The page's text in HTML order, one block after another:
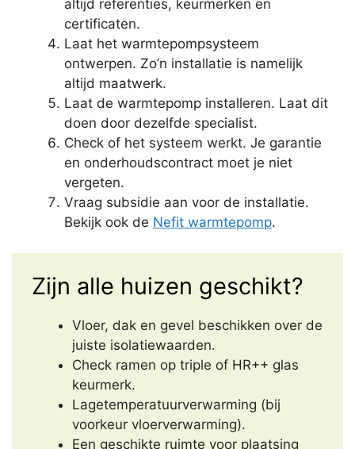
altijd referenties, keurmerken en
certificaten.
Laat het warmtepompsysteem
ontwerpen. Zo’n installatie is namelijk
altijd maatwerk.
Laat de warmtepomp installeren. Laat dit
doen door dezelfde specialist.
Check of het systeem werkt. Je garantie
en onderhoudscontract moet je niet
vergeten.
Vraag subsidie aan voor de installatie.
Bekijk ook de Nefit warmtepomp.
Zijn alle huizen geschikt?
Vloer, dak en gevel beschikken over de
juiste isolatiewaarden.
Check ramen op triple of HR++ glas
keurmerk.
Lagetemperatuurverwarming (bij
voorkeur vloerverwarming).
Een geschikte ruimte voor plaatsing